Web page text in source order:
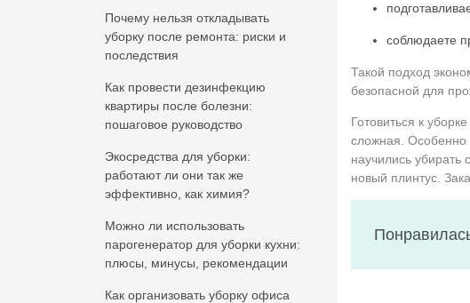
Почему нельзя откладывать
уборку после ремонта: риски и
последствия
Как провести дезинфекцию
квартиры после болезни:
пошаговое руководство
Экосредства для уборки:
работают ли они так же
эффективно, как химия?
Можно ли использовать
парогенератор для уборки кухни:
плюсы, минусы, рекомендации
Как организовать уборку офиса
соблюдаете
Такой подход
безопасной для
Готовиться к
сложная. Особенно
научились
новый плинтус.